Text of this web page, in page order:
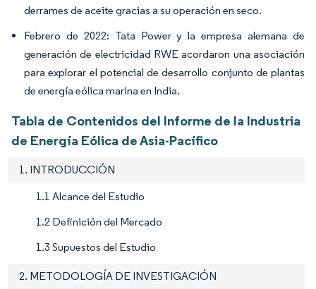
derrames de aceite gracias a su operación en seco.
Febrero de 2022: Tata Power y la empresa alemana de
generación de electricidad RWE acordaron una asociación
para explorar el potencial de desarrollo conjunto de plantas
de energía eólica marina en India.
Tabla de Contenidos del Informe de la Industria
de Energía Eólica de Asia-Pacífico
1. INTRODUCCIÓN
1.1 Alcance del Estudio
1.2 Definición del Mercado
1.3 Supuestos del Estudio
2. METODOLOGÍA DE INVESTIGACIÓN